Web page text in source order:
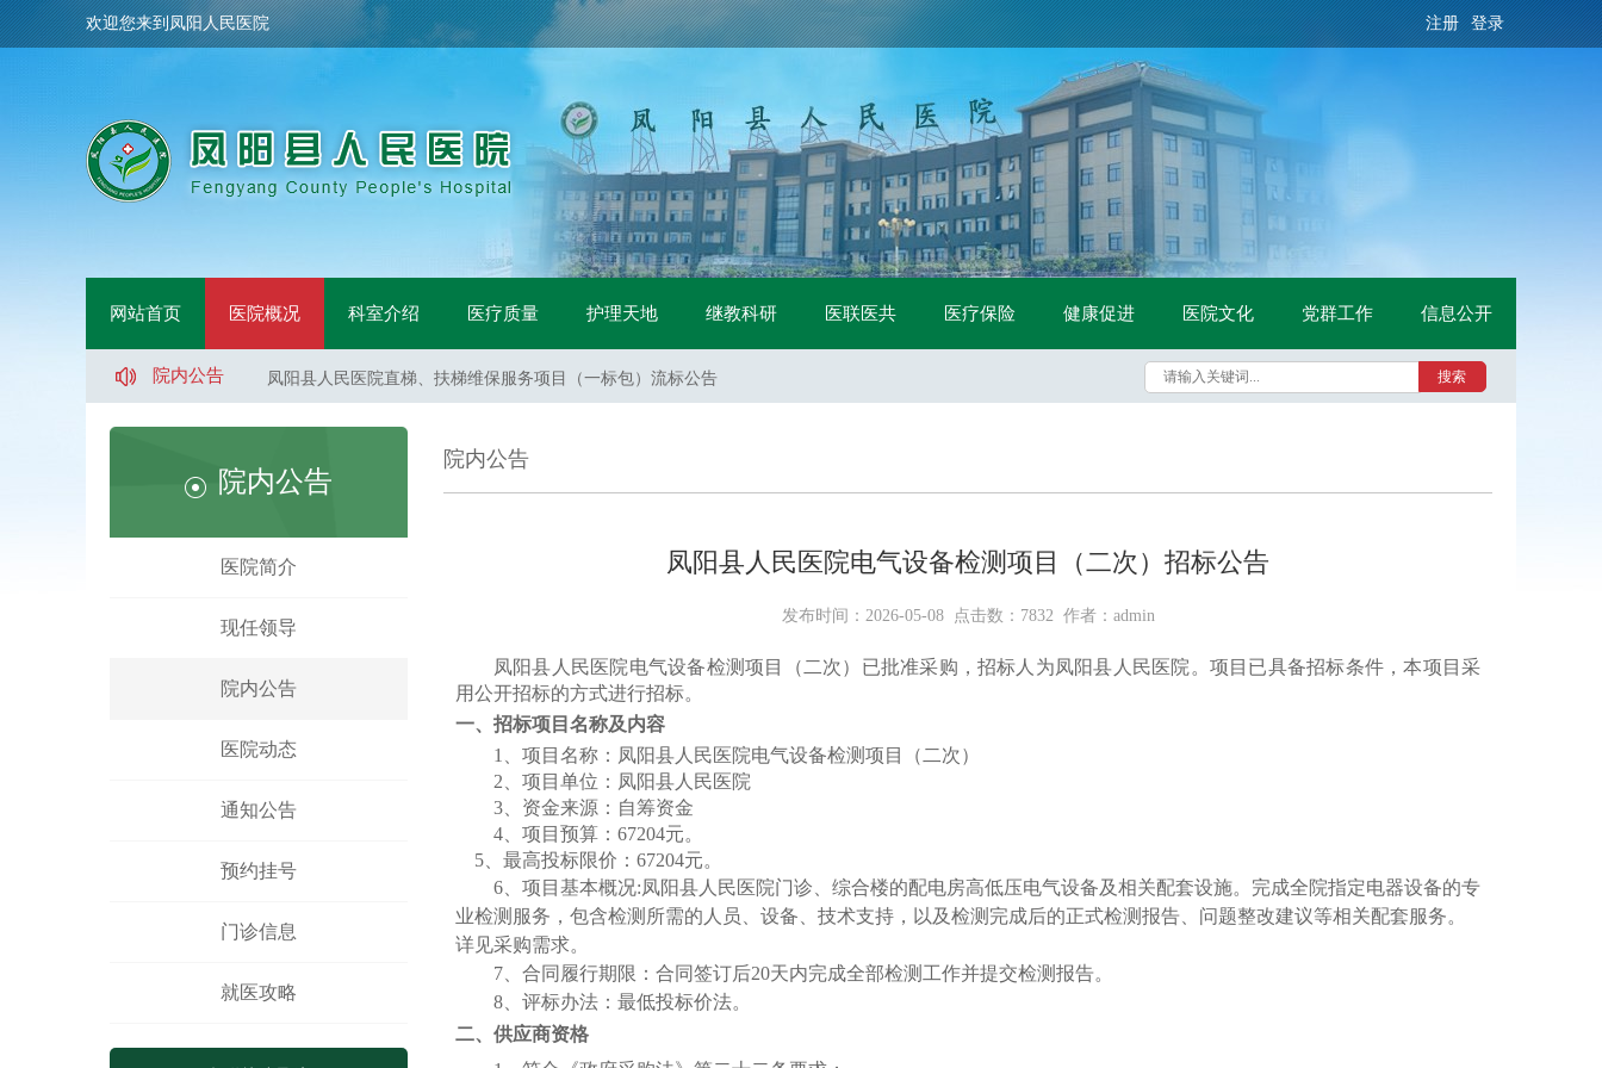
欢迎您来到凤阳人民医院 注册 登录
网站首页 医院概况 科室介绍 医疗质量 护理天地 继教科研 医联医共 医疗保险 健康促进 医院文化 党群工作 信息公开
院内公告
凤阳县人民医院骨科手术床采购项目中标公示
凤阳县人民医院医用液氧采购项目（二次）招标公告
凤阳县人民医院直梯、扶梯维保服务项目（二次）招标公告
凤阳县人民医院直梯、扶梯维保服务项目（一标包）流标公告
凤阳县人民医院直梯、扶梯维保服务项目（二标包）流标公告
凤阳县人民医院医用液氧采购项目流标公告
凤阳县人民医院索诺声便携超声维修采购询价公告
凤阳县武店镇中心卫生院口腔CT采购项目招标公告
凤阳县人民医院骨科手术床采购项目中标公示
搜索
院内公告
医院简介
现任领导
院内公告
医院动态
通知公告
预约挂号
门诊信息
就医攻略
院内公告
凤阳县人民医院电气设备检测项目（二次）招标公告
发布时间：2026-05-08 点击数：7832 作者：admin
凤阳县人民医院电气设备检测项目（二次）已批准采购，招标人为凤阳县人民医院。项目已具备招标条件，本项目采
用公开招标的方式进行招标。
一、招标项目名称及内容
1
、项目名称： 凤阳县人民医院电气设备检测项目（ 二次）
2 、项目单位： 凤阳县人民医院
3 、资金来源 ：自筹资金
4
项目预算 ： 67204元。
5、最高投标限价： 67204元。
6 、项目基本概况:凤阳县人民医院门诊、综合楼的配电房高低压电气设备及相关配套设施。完成全院指定电器设备的专
业检测服务，包含检测所需的人员、设备、技术支持，以及检测完成后的正式检测报告、问题整改建议等相关配套服务。
详见采购需求。
7、合同履行期限： 合同签订后20天内完成全部检测工作并提交检测报告。
8、评标办法：最低投标价法。
二、 供应商资格